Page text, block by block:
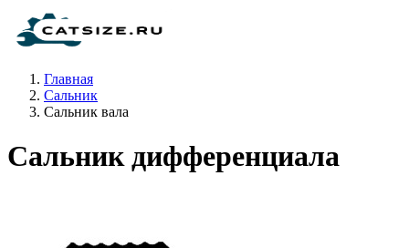
Главная
Сальник
Сальник вала
Сальник дифференциала